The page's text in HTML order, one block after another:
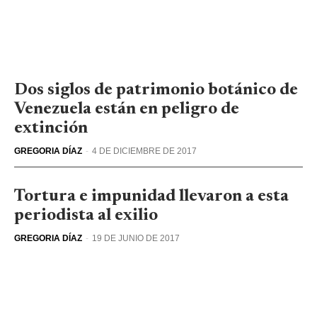
Dos siglos de patrimonio botánico de
Venezuela están en peligro de
extinción
GREGORIA DÍAZ - 4 DE DICIEMBRE DE 2017
Tortura e impunidad llevaron a esta
periodista al exilio
GREGORIA DÍAZ - 19 DE JUNIO DE 2017